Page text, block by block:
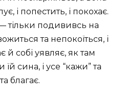
і попестить, і покохає.
тільки подививсь на
та непокоїться, і
собі уявляє, як там
сина, і усе “кажи” та
благає.